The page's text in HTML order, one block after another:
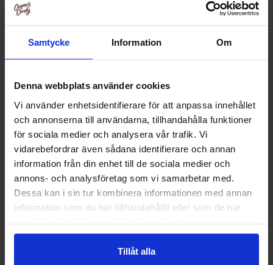
Samtycke Information Om
Denna webbplats använder cookies
Vi använder enhetsidentifierare för att anpassa innehållet
och annonserna till användarna, tillhandahålla funktioner
för sociala medier och analysera vår trafik. Vi
vidarebefordrar även sådana identifierare och annan
information från din enhet till de sociala medier och
annons- och analysföretag som vi samarbetar med.
Dessa kan i sin tur kombinera informationen med annan
information som du har tillhandahållit eller som de har
Tillåt alla
Icebreakers Sours Berry 42g x